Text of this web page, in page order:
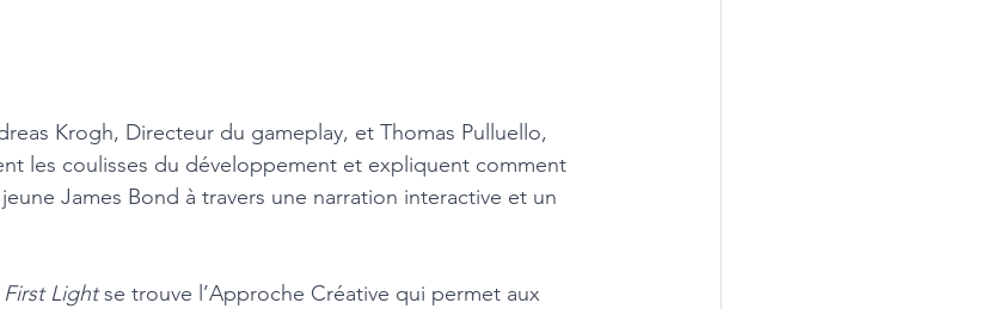
Krogh, Directeur du gameplay, et Thomas Pulluello,
les coulisses du développement et expliquent comment
James Bond à travers une narration interactive et un
First Light se trouve l’Approche Créative qui permet aux